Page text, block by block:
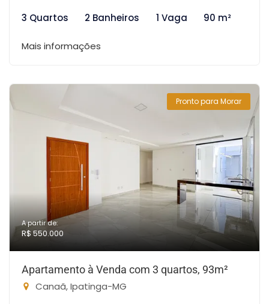
3 Quartos
2 Banheiros 1 Vaga 90 m²
Mais informações
Pronto para Morar
A partir de:
R$ 550.000
Apartamento à Venda com 3 quartos, 93m²
Canaã, Ipatinga-MG